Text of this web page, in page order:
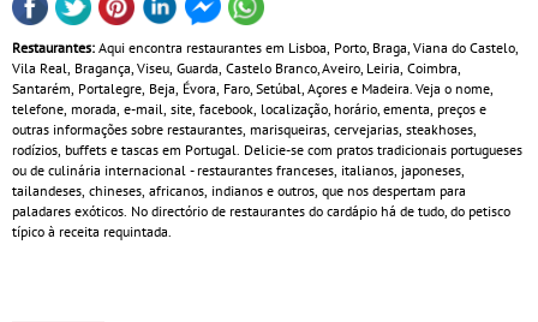
Restaurantes: Aqui encontra restaurantes em Lisboa, Porto, Braga, Viana do Castelo,
Vila Real, Bragança, Viseu, Guarda, Castelo Branco, Aveiro, Leiria, Coimbra,
Santarém, Portalegre, Beja, Évora, Faro, Setúbal, Açores e Madeira. Veja o nome,
telefone, morada, e-mail, site, facebook, localização, horário, ementa, preços e
outras informações sobre restaurantes, marisqueiras, cervejarias, steakhoses,
rodízios, buffets e tascas em Portugal. Delicie-se com pratos tradicionais portugueses
ou de culinária internacional - restaurantes franceses, italianos, japoneses,
tailandeses, chineses, africanos, indianos e outros, que nos despertam para
paladares exóticos. No directório de restaurantes do cardápio há de tudo, do petisco
típico à receita requintada.